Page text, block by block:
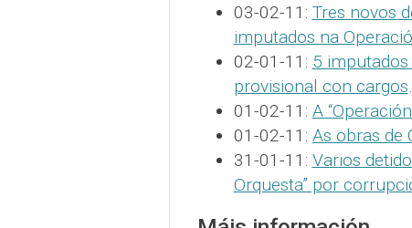
03-02-11: Tres novos
imputados na
02-01-11: 5 imputados
provisional con cargos.
01-02-11: A
01-02-11: As obras de
31-01-11: Varios
Orquesta” por